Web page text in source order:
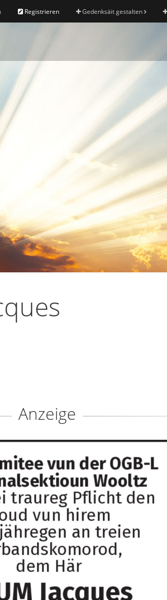
Registrieren Gedenksäit gestalten
Anzeige